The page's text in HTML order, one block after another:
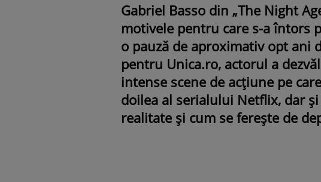
Gabriel Basso din „The Night
motivele pentru care s-a întors
o pauză de aproximativ opt ani
pentru Unica.ro, actorul a
intense scene de acțiune pe
doilea al serialului Netflix, dar
realitate și cum se ferește de